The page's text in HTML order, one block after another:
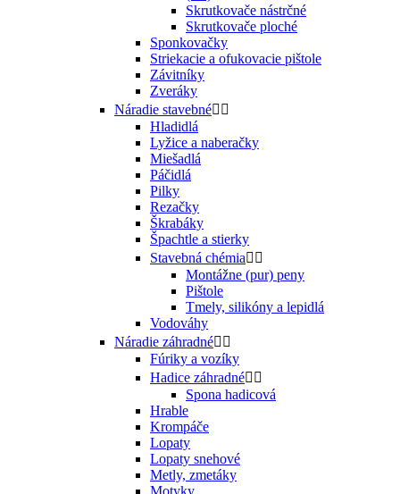
Skrutkovače nástrčné
Skrutkovače ploché
Sponkovačky
Striekacie a ofukovacie pištole
Závitníky
Zveráky
Náradie stavebné 
Hladidlá
Lyžice a naberačky
Miešadlá
Páčidlá
Pilky
Rezačky
Škrabáky
Špachtle a stierky
Stavebná chémia 
Montážne (pur) peny
Pištole
Tmely, silikóny a lepidlá
Vodováhy
Náradie záhradné 
Fúriky a vozíky
Hadice záhradné 
Spona hadicová
Hrable
Krompáče
Lopaty
Lopaty snehové
Metly, zmetáky
Motyky